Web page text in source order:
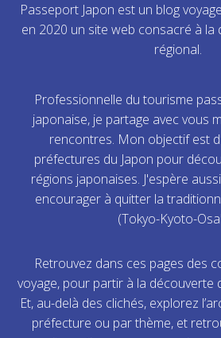
Passeport Japon est un blog
en 2020 un site web consacré à la
régional.
Professionnelle du tourisme
japonaise, je partage avec vous
rencontres. Mon objectif est
préfectures du Japon pour
régions japonaises. J'espère
encourager à quitter la
(Tokyo-Kyoto-
Retrouvez dans ces pages des
voyage, pour partir à la découverte
Et, au-delà des clichés, explorez
préfecture ou par thème, et